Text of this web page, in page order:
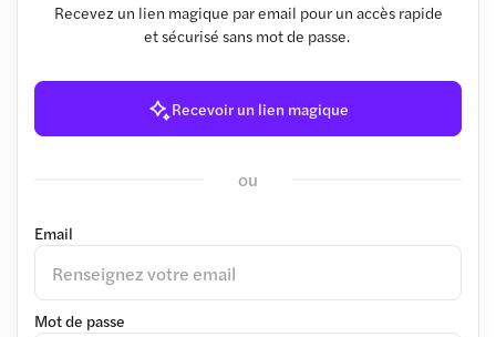
Recevez un lien magique par email pour un accès rapide
et sécurisé sans mot de passe.
Recevoir un lien magique
ou
Email
Mot de passe